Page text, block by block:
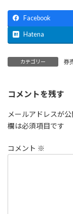
Facebook
Hatena
カテゴリー 券
コメントを残す
メールアドレスが
欄は必須項目です
コメント ※